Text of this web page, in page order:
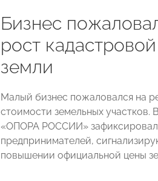
Бизнес
рост
земли
Малый бизнес пожаловался на
стоимости земельных участков.
«ОПОРА РОССИИ»
предпринимателей,
повышении официальной цены